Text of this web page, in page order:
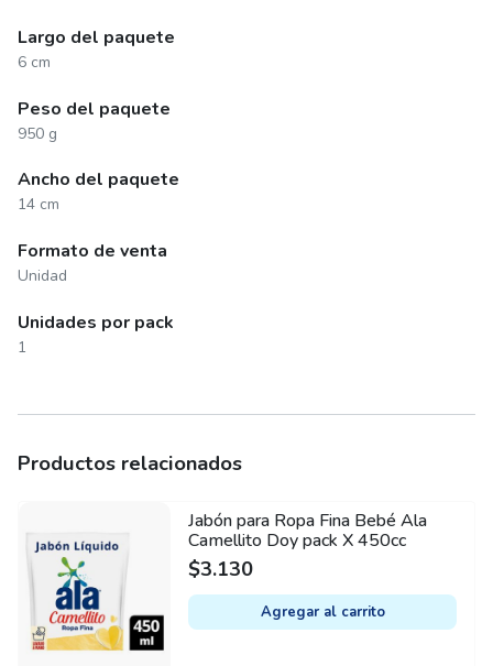
Largo del paquete
6 cm
Peso del paquete
950 g
Ancho del paquete
14 cm
Formato de venta
Unidad
Unidades por pack
1
Productos relacionados
Jabón para Ropa Fina Bebé Ala
Camellito Doy pack X 450cc
$3.130
Agregar al carrito